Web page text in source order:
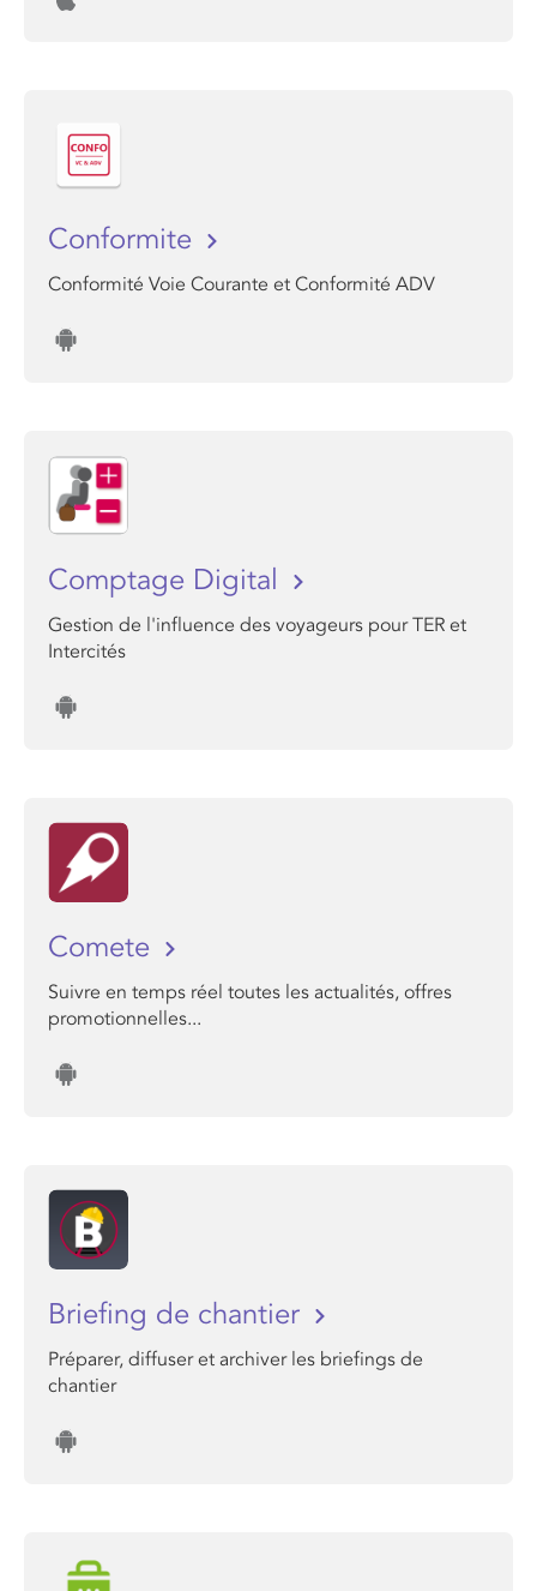
Conformite
Conformité Voie Courante et Conformité ADV
Comptage Digital
Gestion de l'influence des voyageurs pour TER et
Intercités
Comete
Suivre en temps réel toutes les actualités, offres
promotionnelles...
Briefing de chantier
Préparer, diffuser et archiver les briefings de
chantier